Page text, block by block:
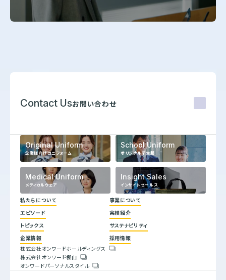
Contact Usお問い合わせ
Original Uniform
企業様向けユニフォーム
School Uniform
オリジナル学生服
Medical Uniform
メディカルウェア
Insight Sales
インサイトセールス
私たちについて
代表メッセージ
企業理念
ヒストリー
事業について
エピソード
実績紹介
トピックス
サステナビリティ
トップコミットメント
企業情報
会社概要
人権方針
採用情報
株式会社オンワードホールディングス
株式会社オンワード樫山
オンワードパーソナルスタイル